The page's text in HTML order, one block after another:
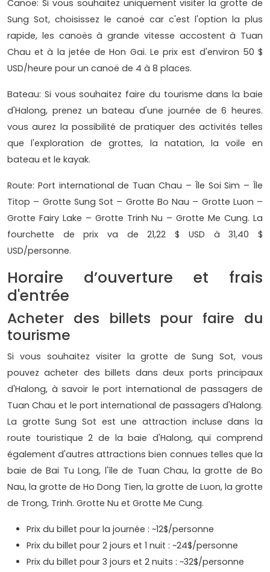
Canoë: Si vous souhaitez uniquement visiter la grotte de
Sung Sot, choisissez le canoë car c'est l'option la plus
rapide, les canoës à grande vitesse accostent à Tuan
Chau et à la jetée de Hon Gai. Le prix est d'environ 50 $
USD/heure pour un canoë de 4 à 8 places.
Bateau: Si vous souhaitez faire du tourisme dans la baie
d'Halong, prenez un bateau d'une journée de 6 heures.
vous aurez la possibilité de pratiquer des activités telles
que l'exploration de grottes, la natation, la voile en
bateau et le kayak.
Route: Port international de Tuan Chau – Île Soi Sim – Île
Titop – Grotte Sung Sot – Grotte Bo Nau – Grotte Luon –
Grotte Fairy Lake – Grotte Trinh Nu – Grotte Me Cung. La
fourchette de prix va de 21,22 $ USD à 31,40 $
USD/personne.
Horaire d’ouverture et frais
d'entrée
Acheter des billets pour faire du
tourisme
Si vous souhaitez visiter la grotte de Sung Sot, vous
pouvez acheter des billets dans deux ports principaux
d'Halong, à savoir le port international de passagers de
Tuan Chau et le port international de passagers d'Halong.
La grotte Sung Sot est une attraction incluse dans la
route touristique 2 de la baie d'Halong, qui comprend
également d'autres attractions bien connues telles que la
baie de Bai Tu Long, l'île de Tuan Chau, la grotte de Bo
Nau, la grotte de Ho Dong Tien, la grotte de Luon, la grotte
de Trong, Trinh. Grotte Nu et Grotte Me Cung.
Prix du billet pour la journée : ~12$/personne
Prix du billet pour 2 jours et 1 nuit : ~24$/personne
Prix du billet pour 3 jours et 2 nuits : ~32$/personne